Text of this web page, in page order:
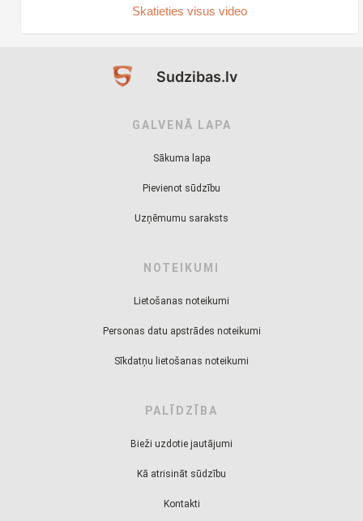
Skatieties visus video
Sudzibas.lv
GALVENĀ LAPA
Sākuma lapa
Pievienot sūdzību
Uzņēmumu saraksts
NOTEIKUMI
Lietošanas noteikumi
Personas datu apstrādes noteikumi
Sīkdatņu lietošanas noteikumi
PALĪDZĪBA
Bieži uzdotie jautājumi
Kā atrisināt sūdzību
Kontakti